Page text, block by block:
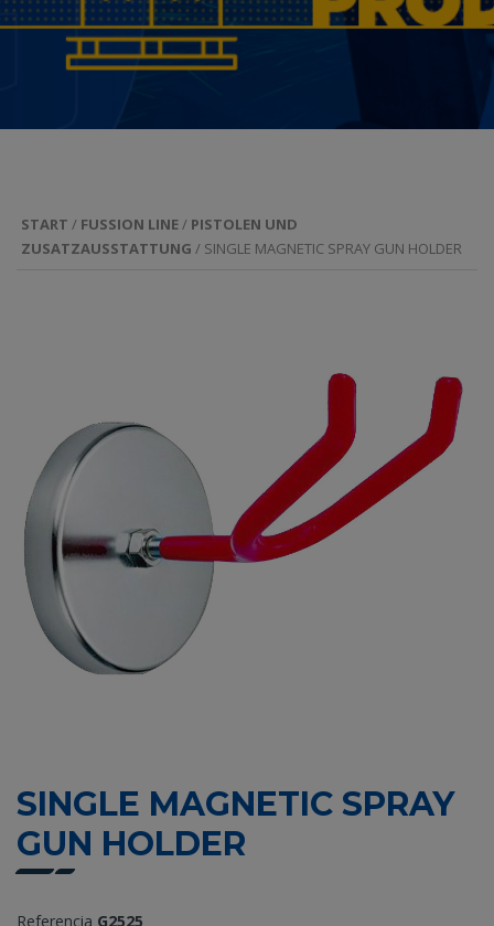
START / FUSSION LINE / PISTOLEN UND
ZUSATZAUSSTATTUNG / SINGLE MAGNETIC SPRAY GUN HOLDER
SINGLE MAGNETIC SPRAY
GUN HOLDER
Referencia G2525